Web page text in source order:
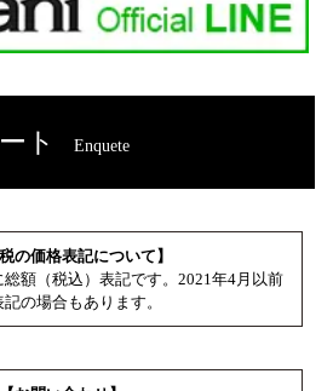
ト Enquete
税の価格表記について】
額（税込）表記です。2021年4月以前
の場合もあります。